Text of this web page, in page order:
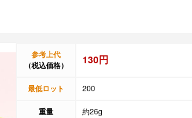
参考上代
（税込価格）
130円
最低ロット 200
重量 約26g